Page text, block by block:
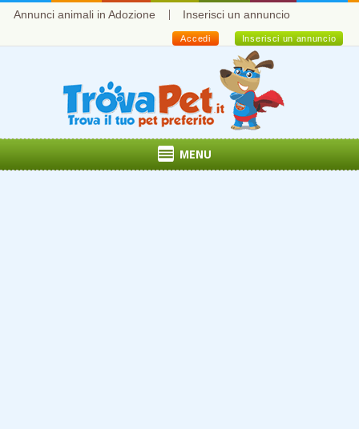
Annunci animali in Adozione Inserisci un annuncio
Inserisci un annuncio
Accedi
MENU